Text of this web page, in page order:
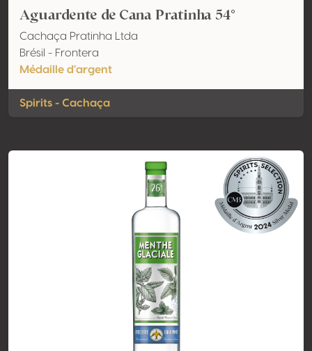
Aguardente de Cana Pratinha 54°
Cachaça Pratinha Ltda
Brésil - Frontera
Médaille d'argent
Spirits - Cachaça